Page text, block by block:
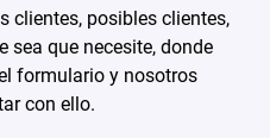
clientes, posibles clientes,
sea que necesite, donde
formulario y nosotros
con ello.